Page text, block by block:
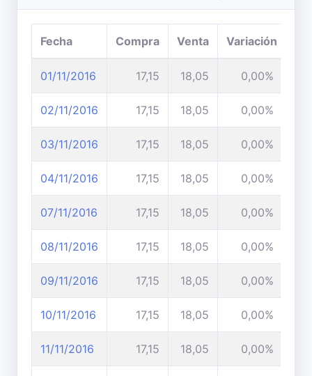
Fecha Compra Venta Variación
01/11/2016 17,15 18,05 0,00%
02/11/2016 17,15 18,05 0,00%
03/11/2016 17,15 18,05 0,00%
04/11/2016 17,15 18,05 0,00%
07/11/2016 17,15 18,05 0,00%
08/11/2016 17,15 18,05 0,00%
09/11/2016 17,15 18,05 0,00%
10/11/2016 17,15 18,05 0,00%
11/11/2016 17,15 18,05 0,00%